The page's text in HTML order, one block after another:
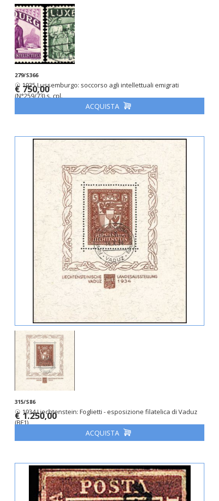
279/S366
☉ 1935 Lussemburgo: soccorso agli intellettuali emigrati
(N°259/73) s. cpl.
€ 750,00
ACQUISTA
315/S86
☉ 1934 Liechtenstein: Foglietti - esposizione filatelica di Vaduz
(BF1)
€ 1.250,00
ACQUISTA